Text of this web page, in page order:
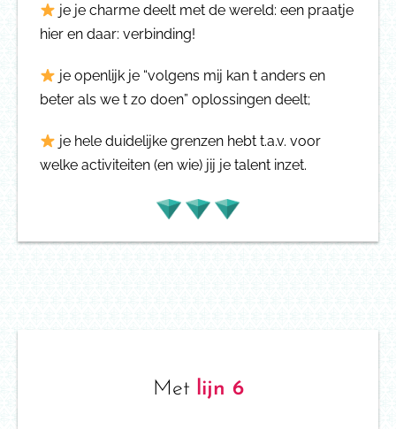
je je charme deelt met de wereld: een praatje
hier en daar: verbinding!
je openlijk je “volgens mij kan t anders en
beter als we t zo doen” oplossingen deelt;
je hele duidelijke grenzen hebt t.a.v. voor
welke activiteiten (en wie) jij je talent inzet.
Met lijn 6